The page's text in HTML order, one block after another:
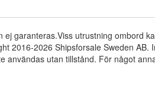
garanteras.Viss utrustning ombord
2016-2026 Shipsforsale Sweden AB.
användas utan tillstånd. För något